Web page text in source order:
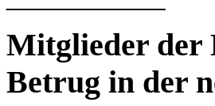
Mitglieder der
Betrug in der